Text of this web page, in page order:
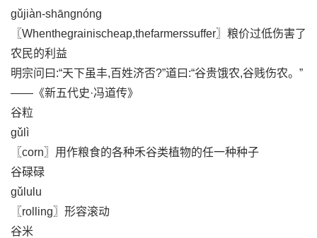
gǔjiàn-shāngnóng
〖Whenthegrainischeap,thefarmerssuffer〗粮价过低伤害了
农民的利益
明宗问曰:“天下虽丰,百姓济否?”道曰:“谷贵饿农,谷贱伤农。”
——《新五代史·冯道传》
谷粒
gǔlì
〖corn〗用作粮食的各种禾谷类植物的任一种种子
谷碌碌
gǔlulu
〖rolling〗形容滚动
谷米